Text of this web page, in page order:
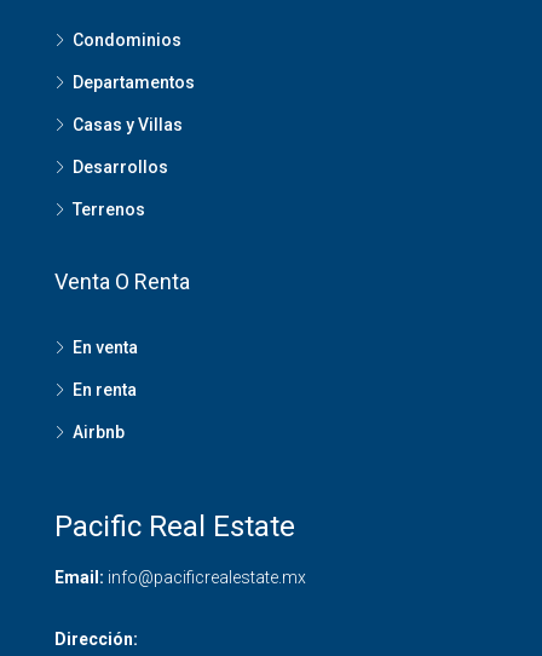
Condominios
Departamentos
Casas y Villas
Desarrollos
Terrenos
Venta O Renta
En venta
En renta
Airbnb
Pacific Real Estate
Email: info@pacificrealestate.mx
Dirección: